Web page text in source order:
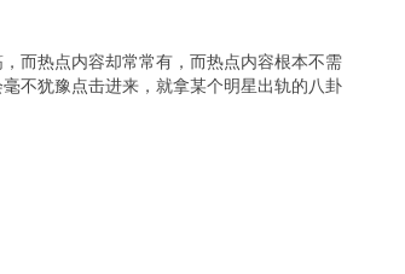
而热点内容却常常有，而热点内容根本不需
不犹豫点击进来，就拿某个明星出轨的八卦